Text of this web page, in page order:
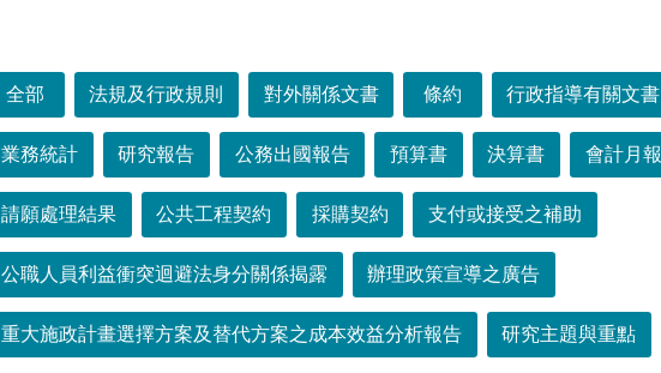
全部 法規及行政規則 對外關係文書 條約 行政指導有關文書
業務統計 研究報告 公務出國報告 預算書 決算書 會計月報
請願處理結果 公共工程契約 採購契約 支付或接受之補助
公職人員利益衝突迴避法身分關係揭露 辦理政策宣導之廣告
重大施政計畫選擇方案及替代方案之成本效益分析報告 研究主題與重點